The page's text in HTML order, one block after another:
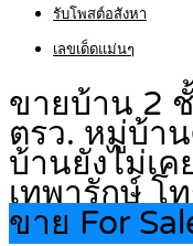
รับโพสต์อสังหา
เลขเด็ดแม่นๆ
ขายบ้าน 2
ตรว. หมู่บ้า
บ้านยังไม่เ
เทพารักษ์ โ
ขาย For